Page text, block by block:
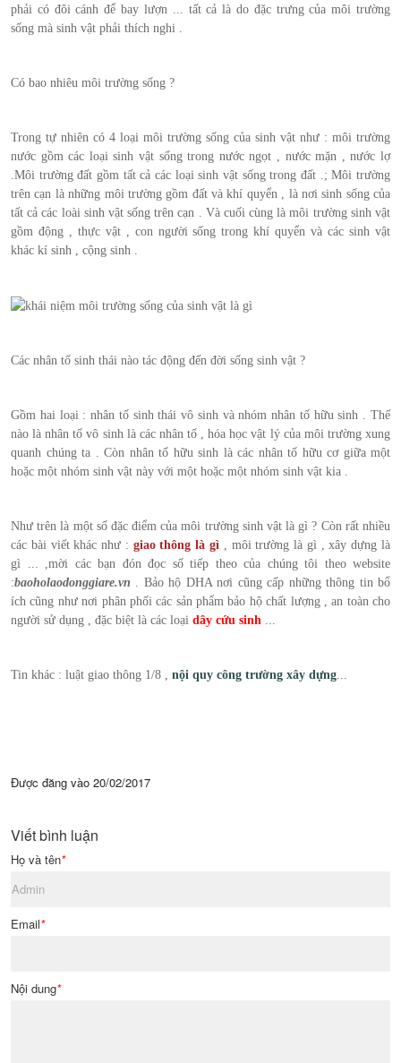
phải có đôi cánh để bay lượn ... tất cả là do đặc trưng của môi trường
sống mà sinh vật phải thích nghi .
Có bao nhiêu môi trường sống ?
Trong tự nhiên có 4 loại môi trường sống của sinh vật như : môi trường
nước gồm các loại sinh vật sống trong nước ngọt , nước mặn , nước lợ
.Môi trường đất gồm tất cả các loại sinh vật sống trong đất .; Môi trường
trên cạn là những môi trường gồm đất và khí quyển , là nơi sinh sống của
tất cả các loài sinh vật sống trên cạn . Và cuối cùng là môi trường sinh vật
gồm động , thực vật , con người sống trong khí quyển và các sinh vật
khác kí sinh , cộng sinh .
Các nhân tố sinh thái nào tác động đến đời sống sinh vật ?
Gồm hai loại : nhân tố sinh thái vô sinh và nhóm nhân tố hữu sinh . Thế
nào là nhân tố vô sinh là các nhân tố , hóa học vật lý của môi trường xung
quanh chúng ta . Còn nhân tố hữu sinh là các nhân tố hữu cơ giữa một
hoặc một nhóm sinh vật này với một hoặc một nhóm sinh vật kia .
Như trên là một số đặc điểm của môi trường sinh vật là gì ? Còn rất nhiều
các bài viết khác như : giao thông là gì
, môi trường là gì , xây dựng là
gì ... ,mời các bạn đón đọc số tiếp theo của chúng tôi theo website
:baoholaodonggiare.vn . Bảo hộ DHA nơi cũng cấp những thông tin bổ
ích cũng như nơi phân phối các sản phẩm bảo hộ chất lượng , an toàn cho
người sử dụng , đặc biệt là các loại dây cứu sinh
Tin khác : luật giao thông 1/8 , nội quy công trường xây dựng
Được đăng vào 20/02/2017
Viết bình luận
Họ và tên*
Email*
Nội dung*